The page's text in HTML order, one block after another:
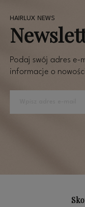
Podaj swój adres e-
informacje o